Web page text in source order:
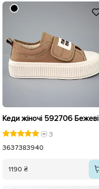
Кеди жіночі 592706 Бежеві
3
3637383940
1190 ₴